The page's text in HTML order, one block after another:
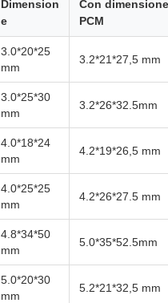
Dimension
e
Con dimensione
PCM
3.0*20*25
mm
3.2*21*27,5 mm
3.0*25*30
mm
3.2*26*32.5mm
4.0*18*24
mm
4.2*19*26,5 mm
4.0*25*25
mm
4.2*26*27.5 mm
4.8*34*50
mm
5.0*35*52.5mm
5.0*20*30
mm
5.2*21*32,5 mm